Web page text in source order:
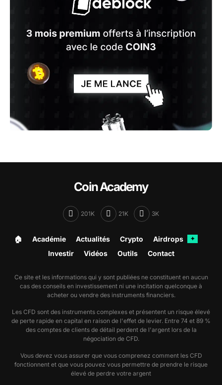
Coin Academy
201K 21K 3K
🏠︎ Académie Actualités Crypto Airdrops ✦
Investir Vidéos Outils Contact
Ce site et les informations qui y sont publiées ne constituent en aucun
cas des conseils en investissement ni une incitation quelconque à
acheter ou vendre des instruments financiers.
Les CFD sont des instruments complexes et présentent un risque élevé
de perte rapide en capital en raison de l'effet de levier. Entre 74 et 89 %
des comptes de clients de détail perdent de l'argent lors de la
négociation de CFD.
Vous devez vous assurer que vous comprenez comment les CFD
fonctionnent et que vous pouvez vous permettre de prendre le risque
élevé de perdre votre argent